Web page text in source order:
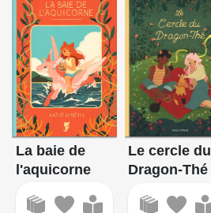
La baie de
l'aquicorne
Le cercle du
Dragon-Thé